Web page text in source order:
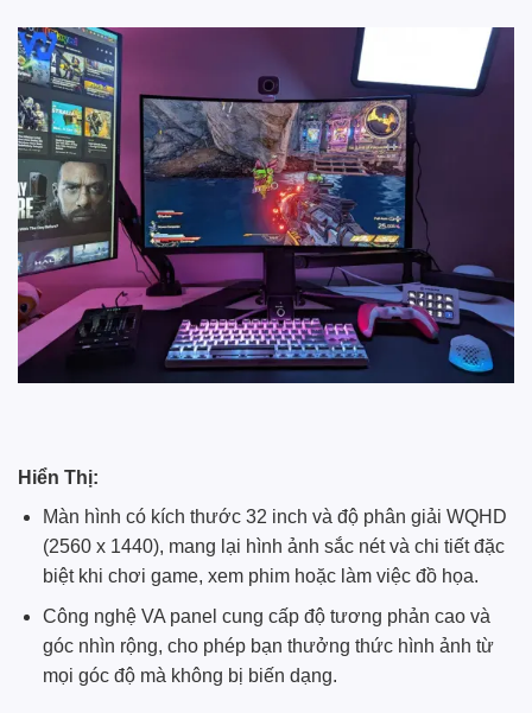
Hiển Thị:
Màn hình có kích thước 32 inch và độ phân giải WQHD
(2560 x 1440), mang lại hình ảnh sắc nét và chi tiết đặc
biệt khi chơi game, xem phim hoặc làm việc đồ họa.
Công nghệ VA panel cung cấp độ tương phản cao và
góc nhìn rộng, cho phép bạn thưởng thức hình ảnh từ
mọi góc độ mà không bị biến dạng.